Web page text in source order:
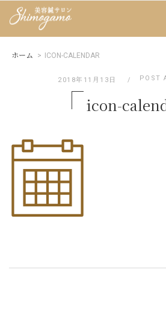
content
Home
ホーム > ICON-CALENDAR
2018年11月13日 POST
icon-